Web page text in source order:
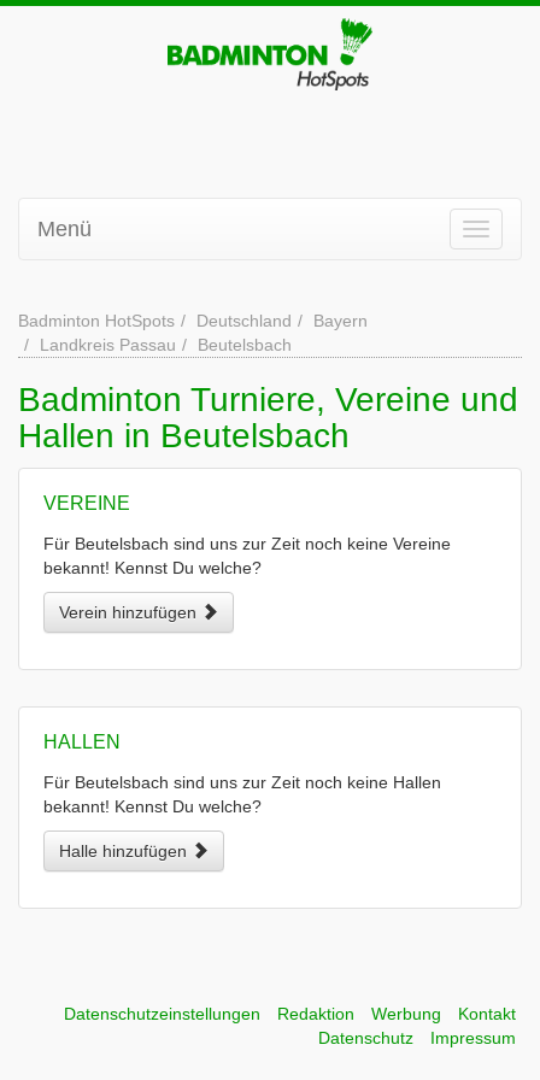
Menü
Badminton HotSpots Deutschland
Bayern
Landkreis Passau
Beutelsbach
Badminton Turniere, Vereine und
Hallen in Beutelsbach
VEREINE
Für Beutelsbach sind uns zur Zeit noch keine Vereine
bekannt! Kennst Du welche?
Verein hinzufügen
HALLEN
Für Beutelsbach sind uns zur Zeit noch keine Hallen
bekannt! Kennst Du welche?
Halle hinzufügen
Datenschutzeinstellungen Redaktion Werbung
Kontakt
Datenschutz
Impressum